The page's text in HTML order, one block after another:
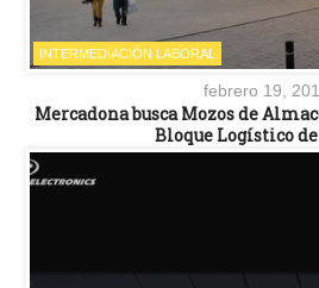
INTERMEDIACIÓN LABORAL
febrero 19,
Mercadona busca Mozos de
Bloque Logístico